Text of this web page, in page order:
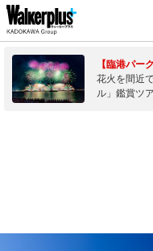
【臨港パー
花火を間近
ル」鑑賞ツ